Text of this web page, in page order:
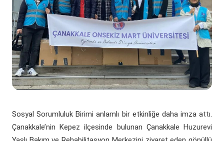
Sosyal Sorumluluk Birimi anlamlı bir etkinliğe daha imza attı.
Çanakkale’nin Kepez ilçesinde bulunan Çanakkale Huzurevi
Kurumsal Değerlendirme Sistemi(yeni sekmede açılır)
Fahri Doktora Ünvanı
Kurumsal Logo
Döner Sermaye(yeni sekmede açılır)
Uluslararası Danışma Kurulu
Daire Başkanlıkları
Koordinatörlükler
İç Denetim Birim B. (yeni sekmede açılır)
ÇOMÜ Marşı
Üniversite Hastaneleri
Araştırma Laboratuarları(yeni sekmede açılır)
Araştırma Merkezleri
Lisansüstü Eğitim Enstitüsü(yeni sekmede açılır)
Çanakkale Teknopark(yeni sekmede açılır)
Proje Destek Ofisi
Öğrenci Dekanlığı(yeni sekmede açılır)
Öğrenci Kulüpleri Haberleri
Psikolojik Danışmanlık Rehberlik(yeni sekmede açılır)
Engelli Öğrenci Birimi(yeni sekmede açılır)